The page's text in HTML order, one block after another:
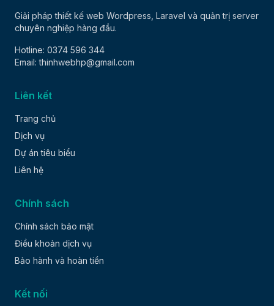
Giải pháp thiết kế web Wordpress, Laravel và quản trị server
chuyên nghiệp hàng đầu.
Hotline: 0374 596 344
Email: thinhwebhp@gmail.com
Liên kết
Trang chủ
Dịch vụ
Dự án tiêu biểu
Liên hệ
Chính sách
Chính sách bảo mật
Điều khoản dịch vụ
Bảo hành và hoàn tiền
Kết nối